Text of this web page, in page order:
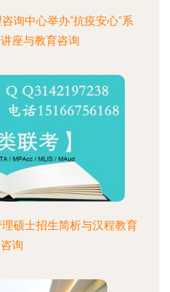
询中心举办“抗疫安心”系
座与教育咨询
硕士招生简析与汉程教育
咨询